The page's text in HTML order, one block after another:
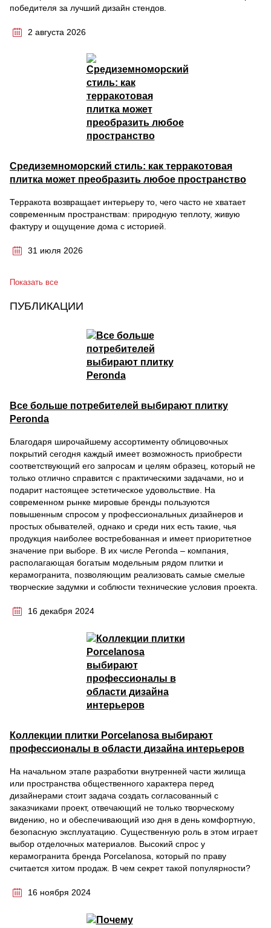
победителя за лучший дизайн стендов.
2 августа 2026
Средиземноморский стиль: как терракотовая
плитка может преобразить любое пространство
Терракота возвращает интерьеру то, чего часто не хватает
современным пространствам: природную теплоту, живую
фактуру и ощущение дома с историей.
31 июля 2026
Показать все
ПУБЛИКАЦИИ
Все больше потребителей выбирают плитку
Peronda
Благодаря широчайшему ассортименту облицовочных
покрытий сегодня каждый имеет возможность приобрести
соответствующий его запросам и целям образец, который не
только отлично справится с практическими задачами, но и
подарит настоящее эстетическое удовольствие. На
современном рынке мировые бренды пользуются
повышенным спросом у профессиональных дизайнеров и
простых обывателей, однако и среди них есть такие, чья
продукция наиболее востребованная и имеет приоритетное
значение при выборе. В их числе Peronda – компания,
располагающая богатым модельным рядом плитки и
керамогранита, позволяющим реализовать самые смелые
творческие задумки и соблюсти технические условия проекта.
16 декабря 2024
Коллекции плитки Porcelanosa выбирают
профессионалы в области дизайна интерьеров
На начальном этапе разработки внутренней части жилища
или пространства общественного характера перед
дизайнерами стоит задача создать согласованный с
заказчиками проект, отвечающий не только творческому
видению, но и обеспечивающий изо дня в день комфортную,
безопасную эксплуатацию. Существенную роль в этом играет
выбор отделочных материалов. Высокий спрос у
керамогранита бренда Porcelanosa, который по праву
считается хитом продаж. В чем секрет такой популярности?
16 ноября 2024